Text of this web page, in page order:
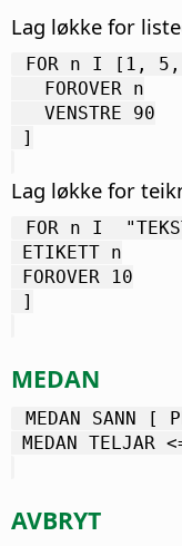
Lag løkke for
FOR n I [1,
   FOROVER n
   VENSTRE 90
]
Lag løkke for
FOR n I
ETIKETT n
FOROVER 10
]
MEDAN
MEDAN SANN
MEDAN
AVBRYT